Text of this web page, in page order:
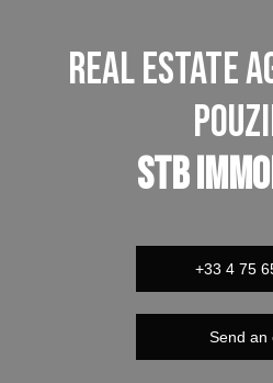
Real estate
STB
+33 4 75
Send an